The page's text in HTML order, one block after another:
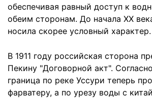
обеспечивая равный доступ к
обеим сторонам. До начала ХХ
носила скорее условный характер.
В 1911 году российская сторона
Пекину "Договорной акт".
граница по реке Уссури теперь
фарватеру, а по урезу воды с